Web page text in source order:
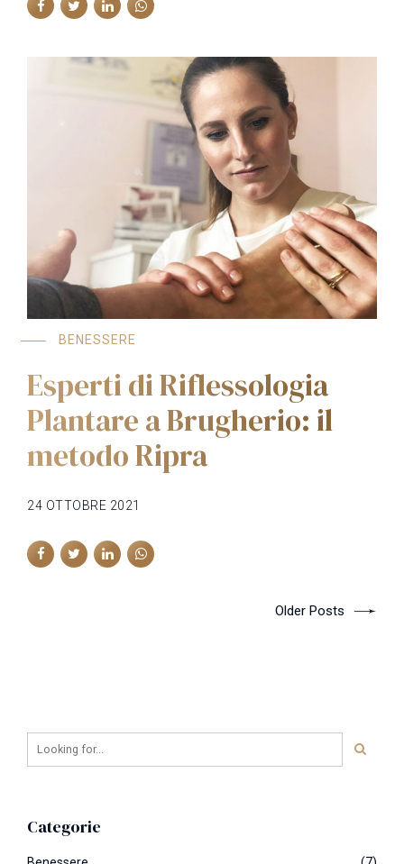
BENESSERE
Esperti di Riflessologia
Plantare a Brugherio: il
metodo Ripra
24 OTTOBRE 2021
Older Posts
Categorie